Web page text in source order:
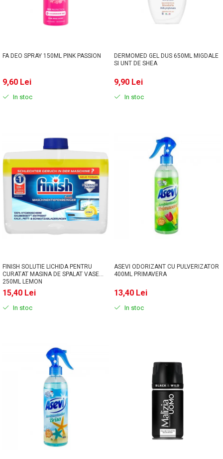
Solutie de indepartat rugina si
pentru par, masca de par
Vata demachianta
FA DEO SPRAY 150ML PINK PASSION
9,60 Lei
In stoc
DERMOMED GEL DUS 650ML MIGDALE
SI UNT DE SHEA
9,90 Lei
In stoc
FINISH SOLUTIE LICHIDA PENTRU
CURATAT MASINA DE SPALAT VASE
250ML LEMON
15,40 Lei
In stoc
ASEVI ODORIZANT CU PULVERIZATOR
400ML PRIMAVERA
13,40 Lei
In stoc